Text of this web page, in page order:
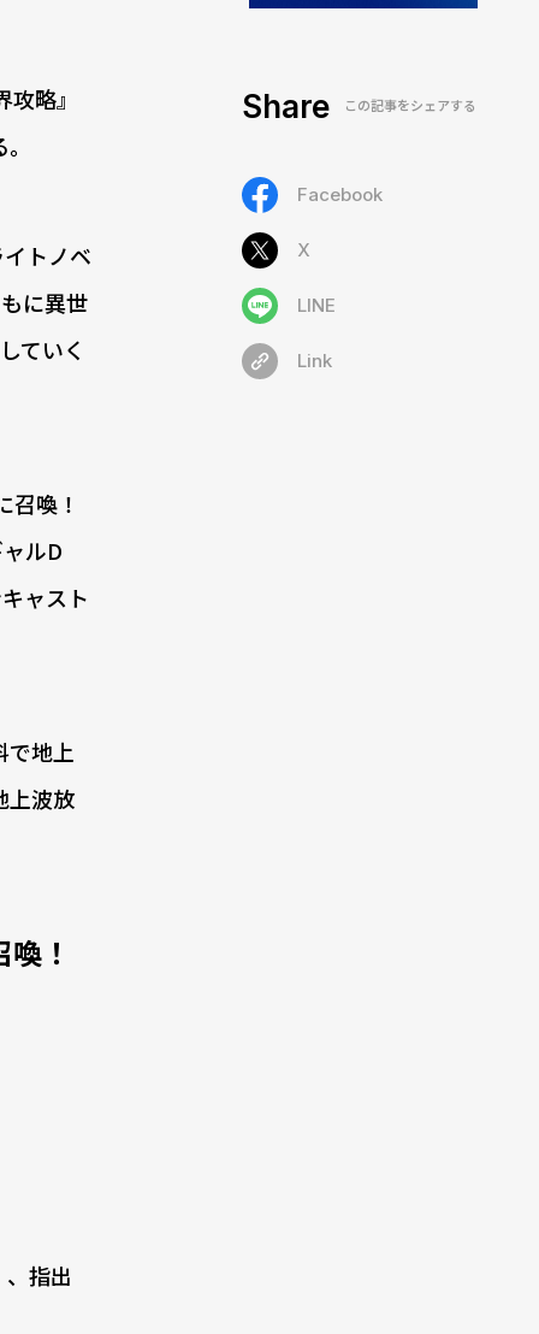
略』
トノベ
に異世
ていく
喚！
ルD
ャスト
地上
上波放
！
指出
Share この記事をシェアする
Facebook
X
LINE
Link